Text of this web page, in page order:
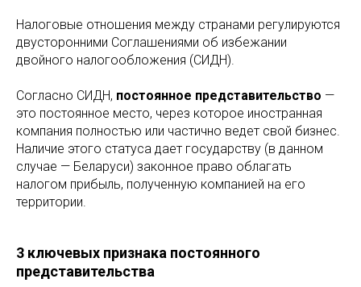
Налоговые отношения между странами регулируются
двусторонними Соглашениями об избежании
двойного налогообложения (СИДН).
Согласно СИДН, постоянное представительство —
это постоянное место, через которое иностранная
компания полностью или частично ведет свой бизнес.
Наличие этого статуса дает государству (в данном
случае — Беларуси) законное право облагать
налогом прибыль, полученную компанией на его
территории.
3 ключевых признака постоянного
представительства